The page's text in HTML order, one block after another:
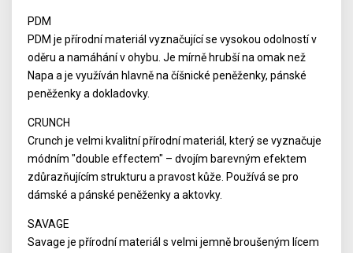
PDM
PDM je přírodní materiál vyznačující se vysokou odolností v
oděru a namáhání v ohybu. Je mírně hrubší na omak než
Napa a je využíván hlavně na číšnické peněženky, pánské
peněženky a dokladovky.
CRUNCH
Crunch je velmi kvalitní přírodní materiál, který se vyznačuje
módním "double effectem" – dvojím barevným efektem
zdůrazňujícím strukturu a pravost kůže. Používá se pro
dámské a pánské peněženky a aktovky.
SAVAGE
Savage je přírodní materiál s velmi jemně broušeným lícem